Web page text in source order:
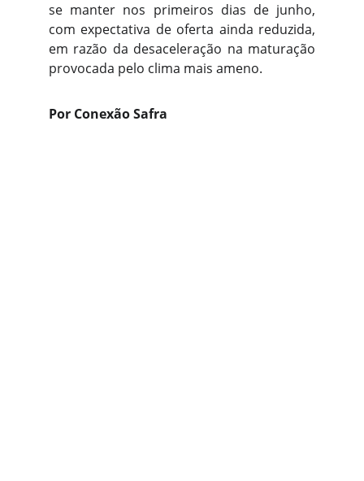
se manter nos primeiros dias de junho,
com expectativa de oferta ainda reduzida,
em razão da desaceleração na maturação
provocada pelo clima mais ameno.
Por Conexão Safra